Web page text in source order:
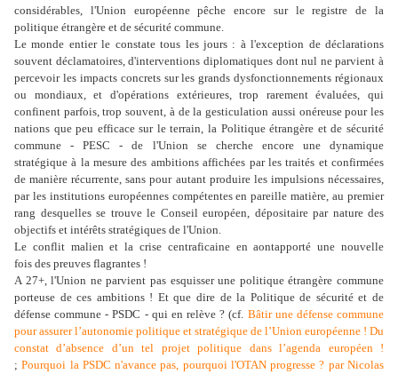
considérables, l'Union européenne pêche encore sur le registre de la
politique étrangère et de sécurité commune.
Le monde entier le constate tous les jours : à l'exception de déclarations
souvent déclamatoires, d'interventions diplomatiques dont nul ne parvient à
percevoir les impacts concrets sur les grands dysfonctionnements régionaux
ou mondiaux, et d'opérations extérieures, trop rarement évaluées, qui
confinent parfois, trop souvent, à de la gesticulation aussi onéreuse pour les
nations que peu efficace sur le terrain, la Politique étrangère et de sécurité
commune - PESC - de l'Union se cherche encore une dynamique
stratégique à la mesure des ambitions affichées par les traités et confirmées
de manière récurrente, sans pour autant produire les impulsions nécessaires,
par les institutions européennes compétentes en pareille matière, au premier
rang desquelles se trouve le Conseil européen, dépositaire par nature des
objectifs et intérêts stratégiques de l'Union.
Le conflit malien et la crise centraficaine en aontapporté une nouvelle
fois des preuves flagrantes !
A 27+, l'Union ne parvient pas esquisser une politique étrangère commune
porteuse de ces ambitions ! Et que dire de la Politique de sécurité et de
défense commune - PSDC - qui en relève ? (cf. Bâtir une défense commune
pour assurer l’autonomie politique et stratégique de l’Union européenne ! Du
constat d’absence d’un tel projet politique dans l’agenda européen !
;Pourquoi la PSDC n'avance pas, pourquoi l'OTAN progresse ? par Nicolas